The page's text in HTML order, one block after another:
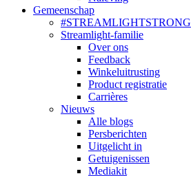
Gemeenschap
#STREAMLIGHTSTRONG
Streamlight-familie
Over ons
Feedback
Winkeluitrusting
Product registratie
Carrières
Nieuws
Alle blogs
Persberichten
Uitgelicht in
Getuigenissen
Mediakit